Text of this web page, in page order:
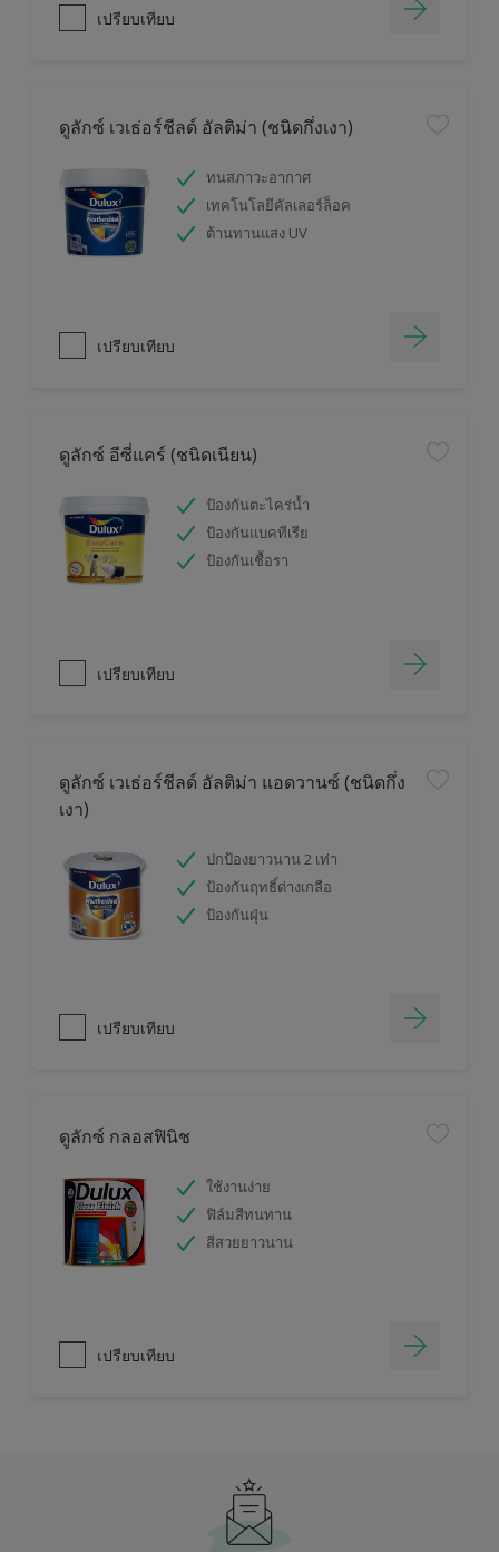
เปรียบเทียบ
ดูลักซ์ เวเธ่อร์ชีลด์ อัลติม่า (ชนิดกึ่งเงา)
ทนสภาวะอากาศ
เทคโนโลยีคัลเลอร์ล็อค
ต้านทานแสง UV
เปรียบเทียบ
ดูลักซ์ อีซี่แคร์ (ชนิดเนียน)
ป้องกันตะไคร่น้ำ
ป้องกันแบคทีเรีย
ป้องกันเชื้อรา
เปรียบเทียบ
ดูลักซ์ เวเธ่อร์ชีลด์ อัลติม่า แอดวานซ์ (ชนิดกึ่ง
เงา)
ปกป้องยาวนาน 2 เท่า
ป้องกันฤทธิ์ด่างเกลือ
ป้องกันฝุ่น
เปรียบเทียบ
ดูลักซ์ กลอสฟินิช
ใช้งานง่าย
ฟิล์มสีทนทาน
สีสวยยาวนาน
เปรียบเทียบ